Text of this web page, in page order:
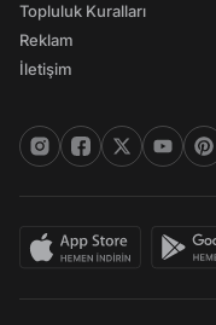
Topluluk Kuralları
Reklam
İletişim